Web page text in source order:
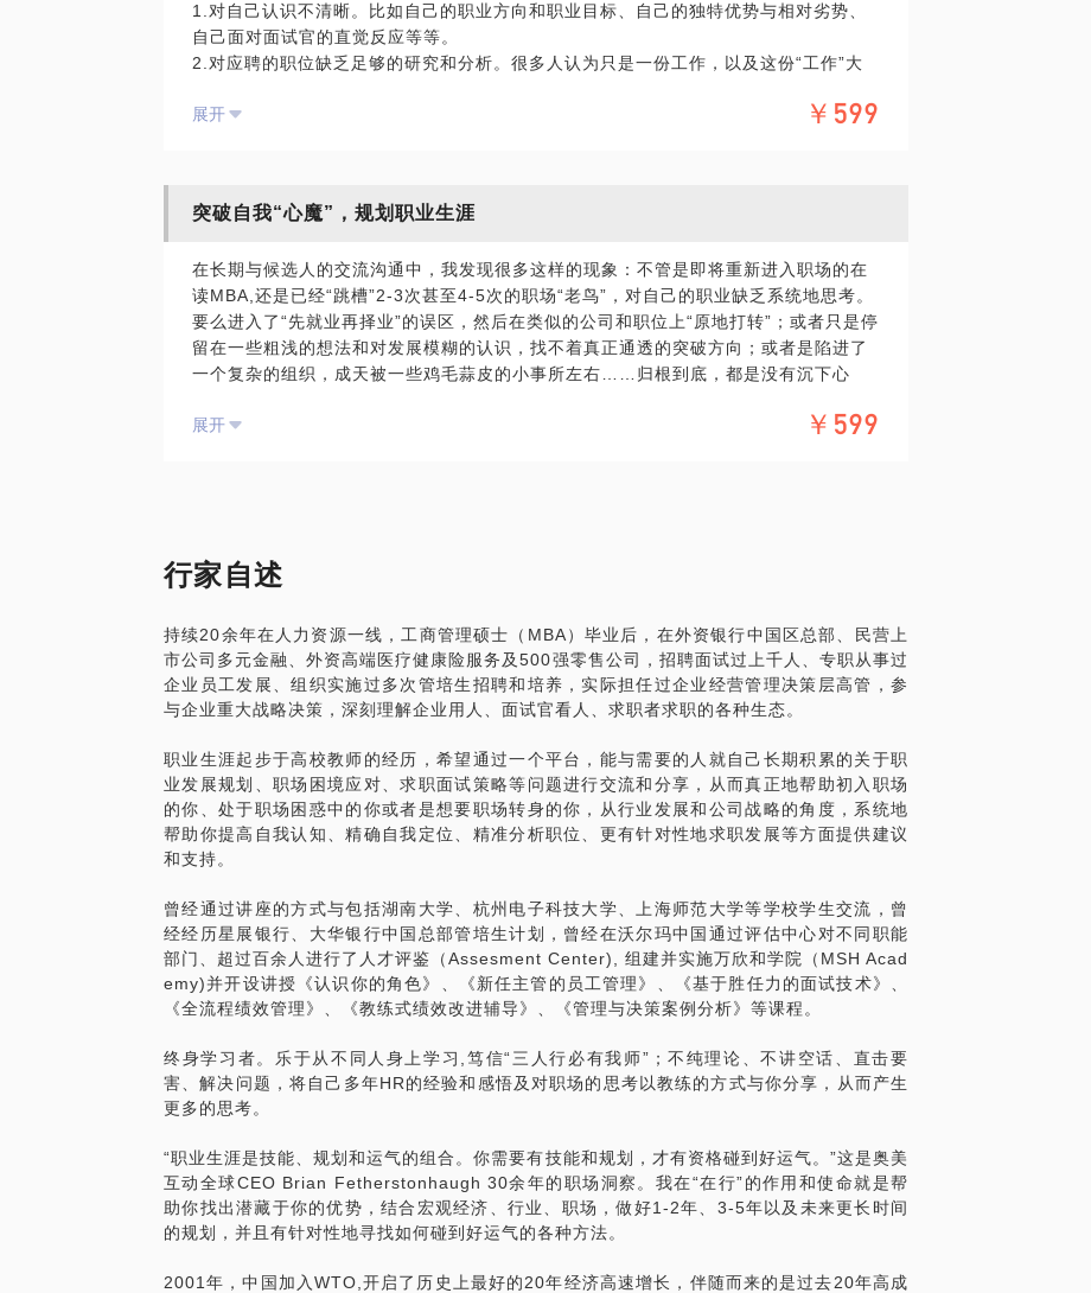
我会从用人机构的角度、人才发展的规律、职场竞争法则等方面，提供40-50分钟咨询
建议。
拿到包括美团等公司的offer.
现有职场法则之下，如何破局？
本人超过20余年持续的HR经历，起于C&B(薪资福利），专职招聘并转身HRBP, 做过80
合（M&A)项目经理，外资银行中国总部HRVP, 上巿公司金控战略人事副总裁，高端医
曾经帮助公司全面梳理并制订人力资源政策、流程；专门从事过人才评鉴中心建设并对
织、实施管培生（MA)项目；规划公司培训和员工发展体系，创建企业大学；处理员工
关系，代表公司上仲裁庭......
有理论、有方法、有实战、爱分享。
1.对自己认识不清晰。比如自己的职业方向和职业目标、自己的独特优势与相对劣势、
自己面对面试官的直觉反应等等。
2.对应聘的职位缺乏足够的研究和分析。很多人认为只是一份工作，以及这份“工作”大
3.对就业市场和目标公司及行业缺乏足够的认识。每个行业在特定的阶段对人才都有其
选，没有梳理不同轮面试的面试官提问的侧重点和考察方向，以为同样的回答方显自己
......
我将以我的经验，从面试官的角度，通过包括SWOT分析、MBTI测试等工具，帮助你更
好地认识自己，分析目标职位，做最充分的准备，做更好的自己！通过知己知彼，做到
百战不殆。
第一步：通过“在行”向我发出邀请。
第四步：我们会通过电话/微话45-60分钟或者见面沟通1小时。通过交流和针对性的案
例分享，找出你的优势，找到你与职位的最佳匹配、简历投递和面试过程的最佳展现方
第五步：尽我所能，推荐给企业HR或猎头朋友。
展开 ￥599
突破自我“心魔”，规划职业生涯
在长期与候选人的交流沟通中，我发现很多这样的现象：不管是即将重新进入职场的在
读MBA,还是已经“跳槽”2-3次甚至4-5次的职场“老鸟”，对自己的职业缺乏系统地思考。
要么进入了“先就业再择业”的误区，然后在类似的公司和职位上“原地打转”；或者只是停
留在一些粗浅的想法和对发展模糊的认识，找不着真正通透的突破方向；或者是陷进了
一个复杂的组织，成天被一些鸡毛蒜皮的小事所左右……归根到底，都是没有沉下心
势缺乏客观的评估，没有从心学的角度认真思考“我是谁，我从哪里来，将到哪里
你曾经的真实写照？
个时候，一个“阅”人无数、熟练掌握人才发展工具，并且真正担任过企业高管经历的资
深专业人力资源从业者的点拨、建议或案例分享，就是那远处的明灯，在你最需要的时
候，为你跳出思维误区、升级思维等级，打开那扇职业发展的窗户。
第一步：通过“在行”邀请我。
第二步：我会通过MBTI测试（如有必要），让你了解你真实的自己。
第三步：告诉我你的职业经历（包括简历）和困惑，我会针对你的情况，帮你分析、规
划和准备对应的行动路径。
第四步：让我花60分钟左右电话（微话）或1个小时面对面交流，通过对你个人MBTI报
寻找资源、实施步骤及必要的简历修改建议。
展开 ￥599
行家自述
持续20余年在人力资源一线，工商管理硕士（MBA）毕业后，在外资银行中国区总部、民营上
市公司多元金融、外资高端医疗健康险服务及500强零售公司，招聘面试过上千人、专职从事过
企业员工发展、组织实施过多次管培生招聘和培养，实际担任过企业经营管理决策层高管，参
与企业重大战略决策，深刻理解企业用人、面试官看人、求职者求职的各种生态。
职业生涯起步于高校教师的经历，希望通过一个平台，能与需要的人就自己长期积累的关于职
业发展规划、职场困境应对、求职面试策略等问题进行交流和分享，从而真正地帮助初入职场
的你、处于职场困惑中的你或者是想要职场转身的你，从行业发展和公司战略的角度，系统地
帮助你提高自我认知、精确自我定位、精准分析职位、更有针对性地求职发展等方面提供建议
和支持。
曾经通过讲座的方式与包括湖南大学、杭州电子科技大学、上海师范大学等学校学生交流，曾
经经历星展银行、大华银行中国总部管培生计划，曾经在沃尔玛中国通过评估中心对不同职能
部门、超过百余人进行了人才评鉴（Assesment Center), 组建并实施万欣和学院（MSH Acad
emy)并开设讲授《认识你的角色》、《新任主管的员工管理》、《基于胜任力的面试技术》、
《全流程绩效管理》、《教练式绩效改进辅导》、《管理与决策案例分析》等课程。
终身学习者。乐于从不同人身上学习,笃信“三人行必有我师”；不纯理论、不讲空话、直击要
害、解决问题，将自己多年HR的经验和感悟及对职场的思考以教练的方式与你分享，从而产生
更多的思考。
“职业生涯是技能、规划和运气的组合。你需要有技能和规划，才有资格碰到好运气。”这是奥美
互动全球CEO Brian Fetherstonhaugh 30余年的职场洞察。我在“在行”的作用和使命就是帮
助你找出潜藏于你的优势，结合宏观经济、行业、职场，做好1-2年、3-5年以及未来更长时间
的规划，并且有针对性地寻找如何碰到好运气的各种方法。
2001年，中国加入WTO,开启了历史上最好的20年经济高速增长，伴随而来的是过去20年高成